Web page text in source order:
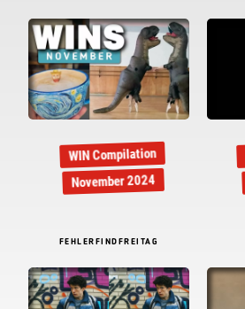
WIN Compilation
November 2024
FEHLERFINDFREITAG